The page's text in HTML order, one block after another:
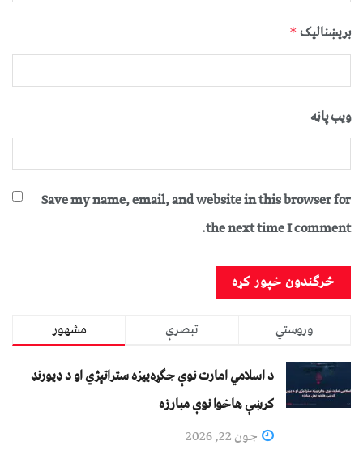
بریښنالیک *
ویب پاڼه
Save my name, email, and website in this browser for
the next time I comment.
مشهور تبصرې
وروستي
د اسلامي امارت نوې جګړه‌ییزه ستراتېژي او د ډیورنډ
کرښې هاخوا نوې مبارزه
جون 22, 2026